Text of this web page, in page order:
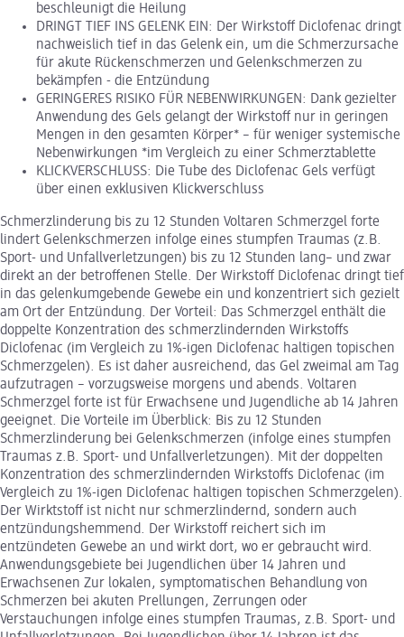
beschleunigt die Heilung
DRINGT TIEF INS GELENK EIN: Der Wirkstoff Diclofenac dringt
nachweislich tief in das Gelenk ein, um die Schmerzursache
für akute Rückenschmerzen und Gelenkschmerzen zu
bekämpfen - die Entzündung
GERINGERES RISIKO FÜR NEBENWIRKUNGEN: Dank gezielter
Anwendung des Gels gelangt der Wirkstoff nur in geringen
Mengen in den gesamten Körper* – für weniger systemische
Nebenwirkungen *im Vergleich zu einer Schmerztablette
KLICKVERSCHLUSS: Die Tube des Diclofenac Gels verfügt
über einen exklusiven Klickverschluss
Schmerzlinderung bis zu 12 Stunden Voltaren Schmerzgel forte
lindert Gelenkschmerzen infolge eines stumpfen Traumas (z.B.
Sport- und Unfallverletzungen) bis zu 12 Stunden lang– und zwar
direkt an der betroffenen Stelle. Der Wirkstoff Diclofenac dringt tief
in das gelenkumgebende Gewebe ein und konzentriert sich gezielt
am Ort der Entzündung. Der Vorteil: Das Schmerzgel enthält die
doppelte Konzentration des schmerzlindernden Wirkstoffs
Diclofenac (im Vergleich zu 1%-igen Diclofenac haltigen topischen
Schmerzgelen). Es ist daher ausreichend, das Gel zweimal am Tag
aufzutragen – vorzugsweise morgens und abends. Voltaren
Schmerzgel forte ist für Erwachsene und Jugendliche ab 14 Jahren
geeignet. Die Vorteile im Überblick: Bis zu 12 Stunden
Schmerzlinderung bei Gelenkschmerzen (infolge eines stumpfen
Traumas z.B. Sport- und Unfallverletzungen). Mit der doppelten
Konzentration des schmerzlindernden Wirkstoffs Diclofenac (im
Vergleich zu 1%-igen Diclofenac haltigen topischen Schmerzgelen).
Der Wirktstoff ist nicht nur schmerzlindernd, sondern auch
entzündungshemmend. Der Wirkstoff reichert sich im
entzündeten Gewebe an und wirkt dort, wo er gebraucht wird.
Anwendungsgebiete bei Jugendlichen über 14 Jahren und
Erwachsenen Zur lokalen, symptomatischen Behandlung von
Schmerzen bei akuten Prellungen, Zerrungen oder
Verstauchungen infolge eines stumpfen Traumas, z.B. Sport- und